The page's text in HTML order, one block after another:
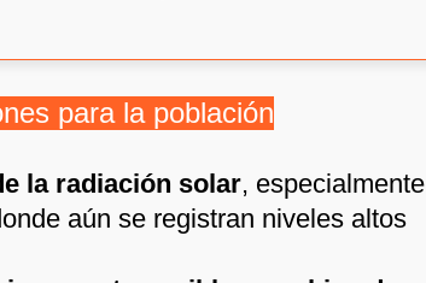
para la población
la radiación solar, especialmente
aún se registran niveles altos